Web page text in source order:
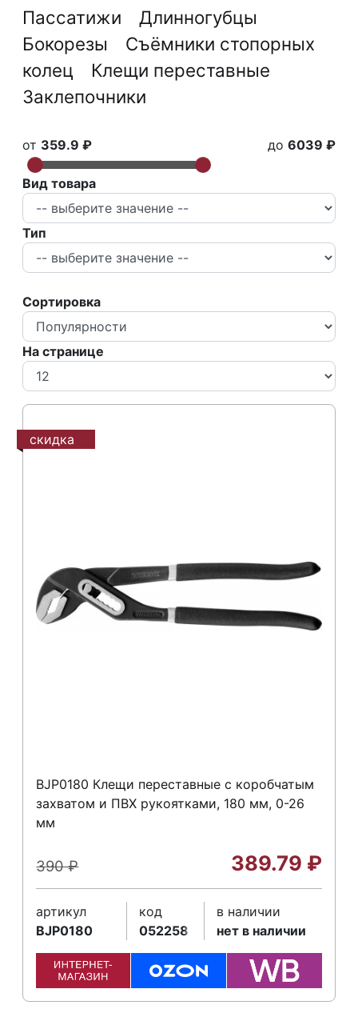
Пассатижи
Длинногубцы
Бокорезы
Съёмники стопорных
колец
Клещи переставные
Заклепочники
от 359.9 ₽ до 6039 ₽
Вид товара
Тип
Сортировка
На странице
скидка
BJP0180 Клещи переставные с коробчатым
захватом и ПВХ рукоятками, 180 мм, 0-26
мм
390₽ 389.79 ₽
артикул
BJP0180
код
052258
в наличии
нет в наличии